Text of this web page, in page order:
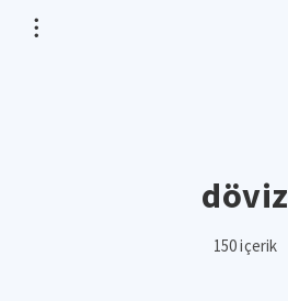
döviz
150 içerik